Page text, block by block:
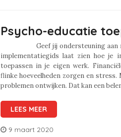
Psycho-educatie
Geef jij ondersteuning aan
implementatiegids laat zien hoe je
toepassen in je eigen werk.
flinke hoeveelheden zorgen en
problemen ontwijken. Dat kan een
LEES MEER
9 maart 2020